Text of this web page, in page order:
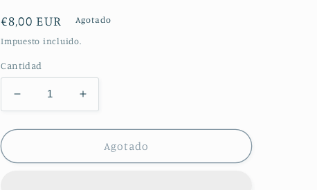
Precio
habitual
€8,00 EUR Agotado
Impuesto incluido.
Cantidad
Reducir
cantidad
para
de
Aumentar
cantidad
para
Bocaditos
de
Agotado